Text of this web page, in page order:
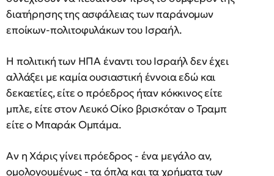
διατήρησης της ασφάλειας των παράνομων
εποίκων-πολιτοφυλάκων του Ισραήλ.
Η πολιτική των ΗΠΑ έναντι του Ισραήλ δεν έχει
αλλάξει με καμία ουσιαστική έννοια εδώ και
δεκαετίες, είτε ο πρόεδρος ήταν κόκκινος είτε
μπλε, είτε στον Λευκό Οίκο βρισκόταν ο Τραμπ
είτε ο Μπαράκ Ομπάμα.
Αν η Χάρις γίνει πρόεδρος - ένα μεγάλο αν,
ομολογουμένως - τα όπλα και τα χρήματα των